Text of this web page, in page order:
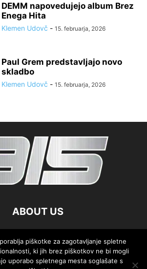
DEMM napovedujejo album Brez
Enega Hita
Klemen Udovč - 15. februarja, 2026
Paul Grem predstavljajo novo
skladbo
Klemen Udovč - 15. februarja, 2026
ABOUT US
FOLLOW US
piškotke za zagotavljanje spletne
ki jih brez piškotkov ne bi mogli
uporabo spletnega mesta soglašate s